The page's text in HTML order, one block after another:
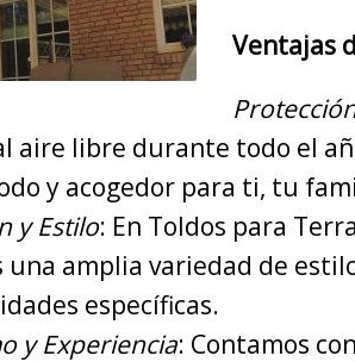
Ventajas
aire libre durante todo el
y acogedor para ti, tu
y Estilo: En Toldos para
una amplia variedad de
específicas.
y Experiencia: Contamos